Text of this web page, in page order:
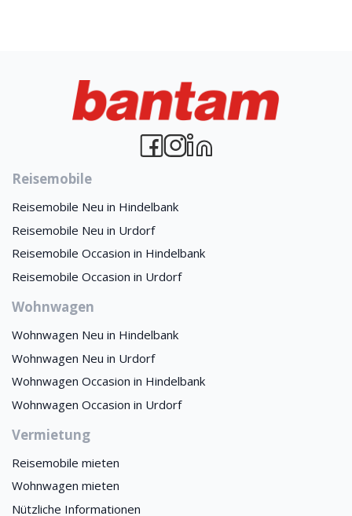
Reisemobile
Reisemobile Neu in Hindelbank
Reisemobile Neu in Urdorf
Reisemobile Occasion in Hindelbank
Reisemobile Occasion in Urdorf
Wohnwagen
Wohnwagen Neu in Hindelbank
Wohnwagen Neu in Urdorf
Wohnwagen Occasion in Hindelbank
Wohnwagen Occasion in Urdorf
Vermietung
Reisemobile mieten
Wohnwagen mieten
Nützliche Informationen